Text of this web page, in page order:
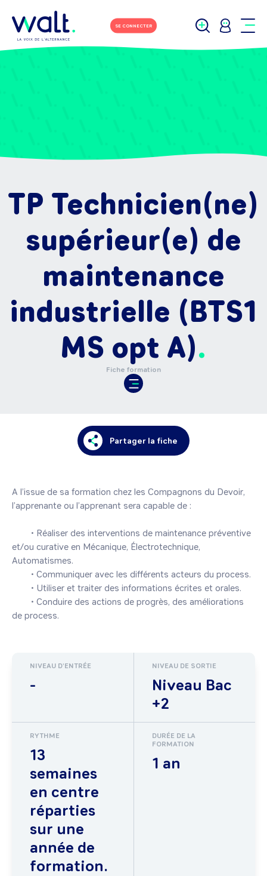
SE CONNECTER
TP Technicien(ne)
supérieur(e) de
maintenance
industrielle (BTS1
MS opt A)
Fiche formation
Partager la fiche
A l’issue de sa formation chez les Compagnons du Devoir,
l’apprenante ou l’apprenant sera capable de :
et/ou curative en Mécanique, Électrotechnique,
Automatismes.
NIVEAU D'ENTRÉE
-
NIVEAU DE SORTIE
Niveau Bac
+2
RYTHME
13
semaines
en centre
réparties
sur une
année de
formation.
DURÉE DE LA
FORMATION
1 an